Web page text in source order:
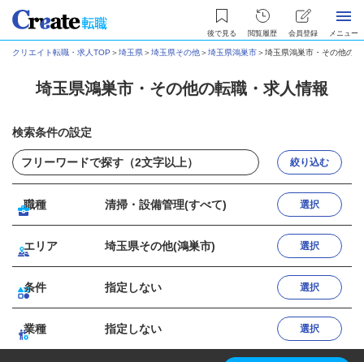
後で見る 閲覧履歴 会員登録 メニュー
クリエイト転職・求人TOP ＞埼玉県＞埼玉県その他＞埼玉県鴻巣市＞埼玉県鴻巣市・その他の
埼玉県鴻巣市・その他の転職・求人情報
検索条件の設定
絞り込む
職種 清掃・設備管理(すべて) 選択
エリア 埼玉県その他(鴻巣市) 選択
条件 指定しない 選択
業種 指定しない 選択